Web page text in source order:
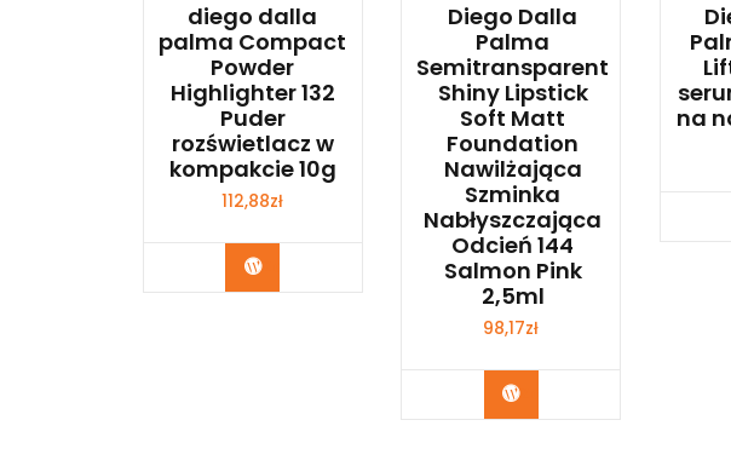
diego dalla
palma Compact
Powder
Highlighter 132
Puder
rozświetlacz w
kompakcie 10g
112,88zł
Zobacz
Diego Dalla
Palma
Semitransparent
Shiny Lipstick
Soft Matt
Foundation
Nawilżająca
Szminka
Nabłyszczająca
Odcień 144
Salmon Pink
2,5ml
98,17zł
Zobacz
na